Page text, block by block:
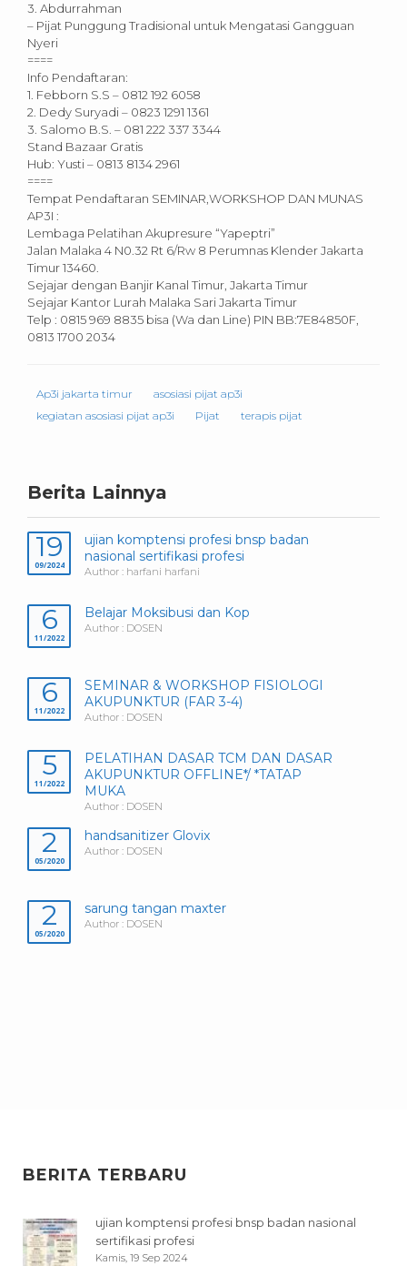
3. Abdurrahman
– Pijat Punggung Tradisional untuk Mengatasi Gangguan
Nyeri
====
Info Pendaftaran:
1. Febborn S.S – 0812 192 6058
2. Dedy Suryadi – 0823 1291 1361
3. Salomo B.S. – 081 222 337 3344
Stand Bazaar Gratis
Hub: Yusti – 0813 8134 2961
====
Tempat Pendaftaran SEMINAR,WORKSHOP DAN MUNAS
AP3I :
Lembaga Pelatihan Akupresure “Yapeptri”
Jalan Malaka 4 N0.32 Rt 6/Rw 8 Perumnas Klender Jakarta
Timur 13460.
Sejajar dengan Banjir Kanal Timur, Jakarta Timur
Sejajar Kantor Lurah Malaka Sari Jakarta Timur
Telp : 0815 969 8835 bisa (Wa dan Line) PIN BB:7E84850F,
0813 1700 2034
Ap3i jakarta timur
asosiasi pijat ap3i
kegiatan asosiasi pijat ap3i
Pijat terapis pijat
Berita Lainnya
19
09/2024
ujian komptensi profesi bnsp badan
nasional sertifikasi profesi
Author : harfani harfani
6
11/2022
Belajar Moksibusi dan Kop
Author : DOSEN
6
11/2022
SEMINAR & WORKSHOP FISIOLOGI
AKUPUNKTUR (FAR 3-4)
Author : DOSEN
5
11/2022
PELATIHAN DASAR TCM DAN DASAR
AKUPUNKTUR OFFLINE*/ *TATAP
MUKA
Author : DOSEN
2
05/2020
handsanitizer Glovix
Author : DOSEN
2
05/2020
sarung tangan maxter
Author : DOSEN
BERITA TERBARU
ujian komptensi profesi bnsp badan nasional
sertifikasi profesi
Kamis, 19 Sep 2024